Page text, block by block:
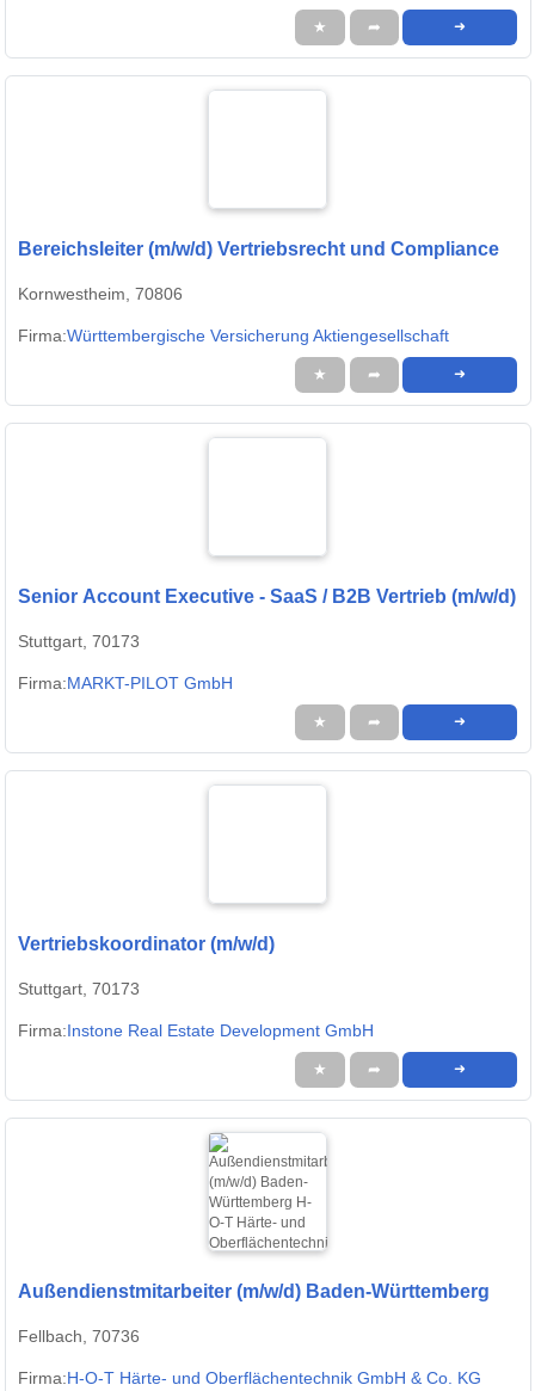
★ ➦ ➜
Bereichsleiter (m/w/d) Vertriebsrecht und Compliance
Kornwestheim, 70806
Firma:Württembergische Versicherung Aktiengesellschaft
★ ➦ ➜
Senior Account Executive - SaaS / B2B Vertrieb (m/w/d)
Stuttgart, 70173
Firma:MARKT-PILOT GmbH
★ ➦ ➜
Vertriebskoordinator (m/w/d)
Stuttgart, 70173
Firma:Instone Real Estate Development GmbH
★ ➦ ➜
Außendienstmitarbeiter (m/w/d) Baden-Württemberg
Fellbach, 70736
Firma:H-O-T Härte- und Oberflächentechnik GmbH & Co. KG